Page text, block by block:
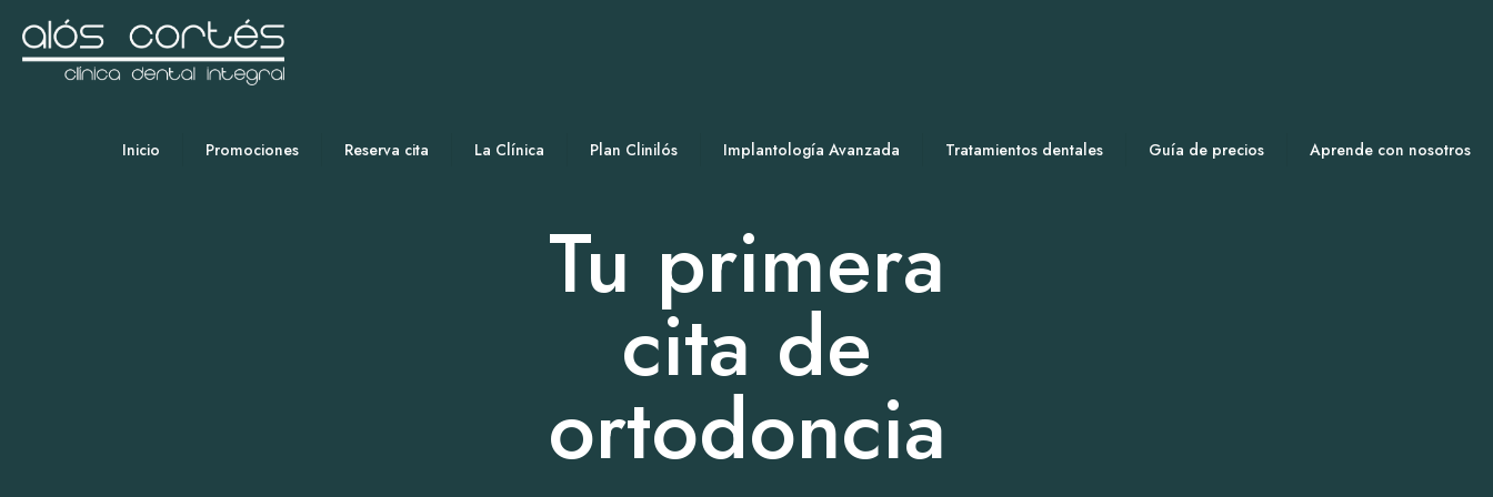
Inicio Promociones Reserva cita La Clínica Plan Clinilós Implantología Avanzada Tratamientos dentales Guía de precios Aprende con nosotros
Tu primera
cita de
ortodoncia